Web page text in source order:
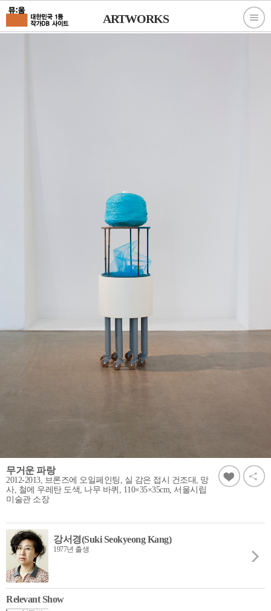
ARTWORKS
무거운 파랑
2012-2013, 브론즈에 오일페인팅, 실 감은 접시 건조대, 망
사, 철에 우레탄 도색, 나무 바퀴, 110×35×35cm, 서울시립
미술관 소장
강서경(Suki Seokyeong Kang)
1977년 출생
Relevant Show